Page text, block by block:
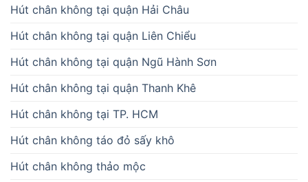
Hút chân không tại quận Hải Châu
Hút chân không tại quận Liên Chiểu
Hút chân không tại quận Ngũ Hành Sơn
Hút chân không tại quận Thanh Khê
Hút chân không tại TP. HCM
Hút chân không táo đỏ sấy khô
Hút chân không thảo mộc